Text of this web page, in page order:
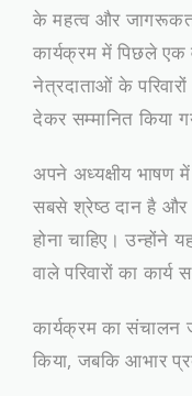
के महत्व और
कार्यक्रम में पिछले एक
नेत्रदाताओं के
देकर सम्मानित किया
अपने अध्यक्षीय भाषण
सबसे श्रेष्ठ दान है और
होना चाहिए।
वाले परिवारों का
कार्यक्रम का संचालन
किया, जबकि आभार